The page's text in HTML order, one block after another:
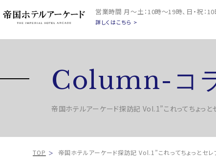
営業時間 月～土：10時～19時、日・祝：
詳しくはこちら >
Column-コ
帝国ホテルアーケード探訪記 Vol.1”これってちょっと
TOP 帝国ホテルアーケード探訪記 Vol.1”これってちょっとセレ